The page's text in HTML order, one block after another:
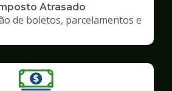
Atrasado
de boletos, parcelamentos e